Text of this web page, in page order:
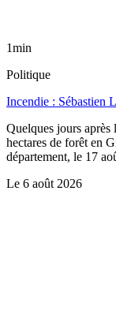
1min
Politique
Incendie : Sébastien
Quelques jours
hectares de forêt en
département, le 17
Le 6 août 2026